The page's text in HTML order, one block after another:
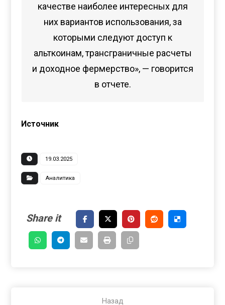
качестве наиболее интересных для
них вариантов использования, за
которыми следуют доступ к
альткоинам, трансграничные расчеты
и доходное фермерство», — говорится
в отчете.
Источник
19.03.2025
Аналитика
Назад